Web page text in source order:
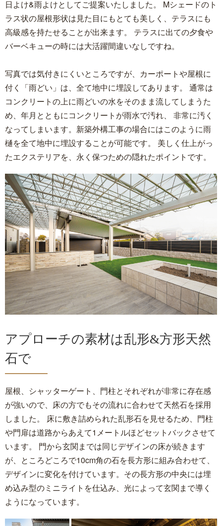
日よけ&雨よけとしてご提案いたしました。 Mシェードのト
ラス状の屋根形状は見た目にもとても美しく、テラスにも
高級感を持たせることが出来ます。 テラスに出ての夕食や
バーベキューの時には大活躍間違いなしですね。
写真では気付きにくいところですが、カーポートや屋根に
付く「雨どい」は、全て地中に埋設してあります。 通常は
コンクリートの上に雨どいの水をそのまま流してしまうた
め、年月とともにコンクリートが雨水で汚れ、 非常に汚く
なってしまいます。新築外構工事の場合にはこのように雨
樋を全て地中に埋設することが可能です。 美しく仕上がっ
たエクステリアを、永く保つための隠れたポイントです。
アプローチの素材は乱形&方形天然
石で
屋根、シャッターゲート、門柱とそれぞれが非常に存在感
が強いので、床の方でもその流れに合わせて天然石を採用
しました。 床に敷き詰められた乱形石を見せるため、門柱
や門扉は道路からあえて1メートルほどセットバックさせて
います。 門から玄関までは同じデザインの床が続きます
が、ところどころで10cm角の石を長方形に組み合わせて、
デザインに変化を付けています。その長方形の中央には埋
め込み型のミニライトを仕込み、光によって玄関まで導く
ようになっています。